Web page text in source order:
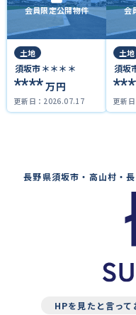
会員限定公開物件
土地
須坂市＊＊＊＊
****万円
更新日： 2026.07.17
会
土地
須坂
更新日
長野県須坂市・高山村・
HPを見たと言っ